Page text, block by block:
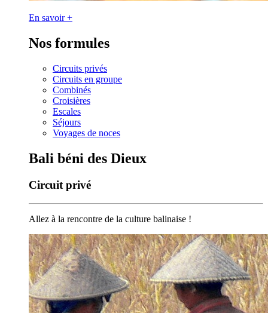
En savoir +
Nos formules
Circuits privés
Circuits en groupe
Combinés
Croisières
Escales
Séjours
Voyages de noces
Bali béni des Dieux
Circuit privé
Allez à la rencontre de la culture balinaise !